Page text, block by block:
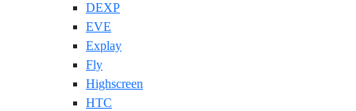
DEXP
EVE
Explay
Fly
Highscreen
HTC